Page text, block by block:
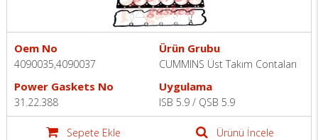
Oem No
4090035,4090037
Ürün Grubu
CUMMINS Üst Takım Contaları
Power Gaskets No
31.22.388
Uygulama
ISB 5.9 / QSB 5.9
Sepete Ekle Ürünü İncele